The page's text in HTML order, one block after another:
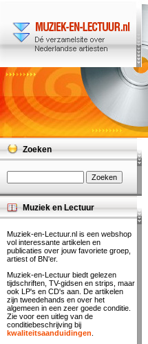
Zoeken
Muziek en Lectuur
Muziek-en-Lectuur.nl is een webshop
vol interessante artikelen en
publicaties over jouw favoriete groep,
artiest of BN'er.
Muziek-en-Lectuur biedt gelezen
tijdschriften, TV-gidsen en strips, maar
ook LP's en CD's aan. De artikelen
zijn tweedehands en over het
algemeen in een zeer goede conditie.
Zie voor een uitleg van de
conditiebeschrijving bij
kwaliteitsaanduidingen